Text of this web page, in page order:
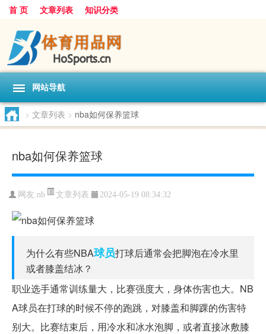
首 页 文章列表 知识分类
网站导航
> 文章列表 > nba如何保养篮球
nba如何保养篮球
网友:nb 文章列表 2024-05-19 08:34:32
为什么有些NBA球员打球后通常会把脚泡在冷水里
或者膝盖结冰？
职业选手通常训练量大，比赛强度大，身体伤害也大。NB
A球员在打球的时候不停的跑跳，对膝盖和脚踝的伤害特
别大。比赛结束后，用冷水和冰水泡脚，或者直接冰敷膝